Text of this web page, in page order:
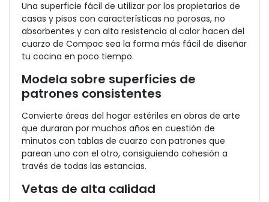
Una superficie fácil de utilizar por los propietarios de
casas y pisos con características no porosas, no
absorbentes y con alta resistencia al calor hacen del
cuarzo de Compac sea la forma más fácil de diseñar
tu cocina en poco tiempo.
Modela sobre superficies de
patrones consistentes
Convierte áreas del hogar estériles en obras de arte
que duraran por muchos años en cuestión de
minutos con tablas de cuarzo con patrones que
parean uno con el otro, consiguiendo cohesión a
través de todas las estancias.
Vetas de alta calidad